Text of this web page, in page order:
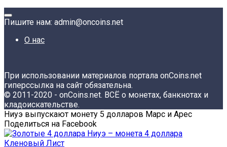
Пишите нам: admin@oncoins.net
О нас
При использовании материалов портала onCoins.net
гиперссылка на сайт обязательна.
© 2011-2020 - onCoins.net. ВСЁ о монетах, банкнотах и
кладоискательстве.
Ниуэ выпускают монету 5 долларов Марс и Арес
Поделиться на Facebook